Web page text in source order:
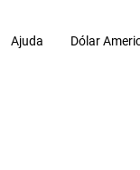
Ajuda Dólar